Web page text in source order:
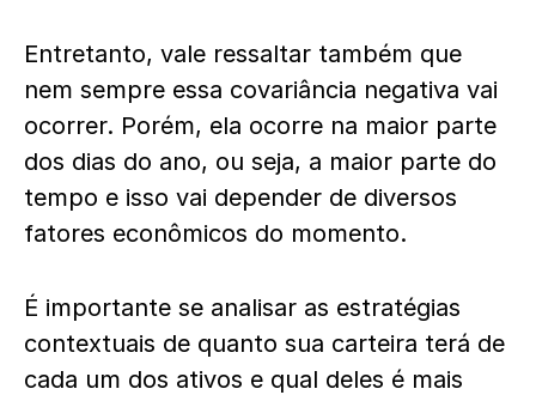
Entretanto, vale ressaltar também que
nem sempre essa covariância negativa vai
ocorrer. Porém, ela ocorre na maior parte
dos dias do ano, ou seja, a maior parte do
tempo e isso vai depender de diversos
fatores econômicos do momento.
É importante se analisar as estratégias
contextuais de quanto sua carteira terá de
cada um dos ativos e qual deles é mais